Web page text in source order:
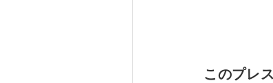
このプレ